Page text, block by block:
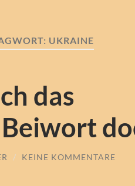
UKRAINE
das
/ KEINE KOMMENTARE